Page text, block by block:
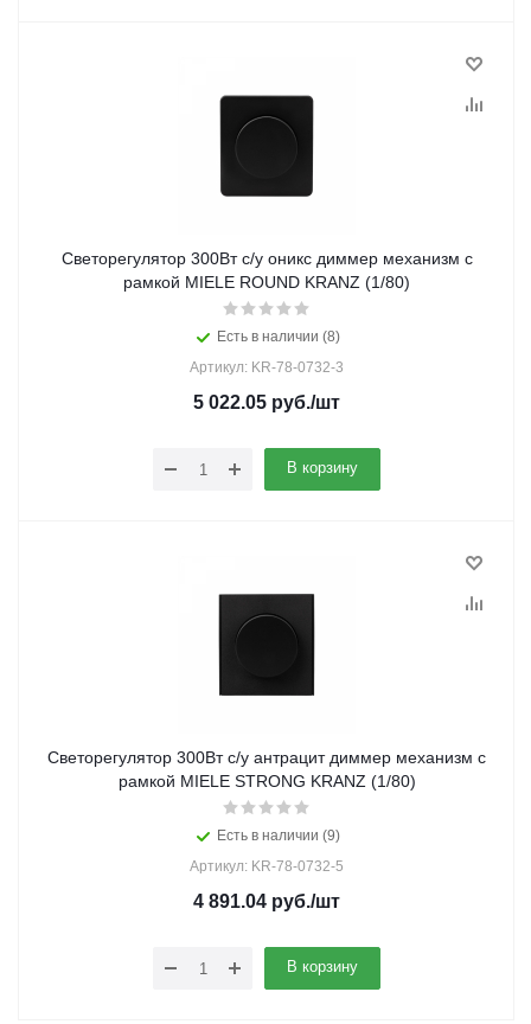
Светорегулятор 300Вт с/у оникс диммер механизм с
рамкой MIELE ROUND KRANZ (1/80)
Есть в наличии (8)
Артикул: KR-78-0732-3
5 022.05 руб./шт
В корзину
Светорегулятор 300Вт с/у антрацит диммер механизм с
рамкой MIELE STRONG KRANZ (1/80)
Есть в наличии (9)
Артикул: KR-78-0732-5
4 891.04 руб./шт
В корзину